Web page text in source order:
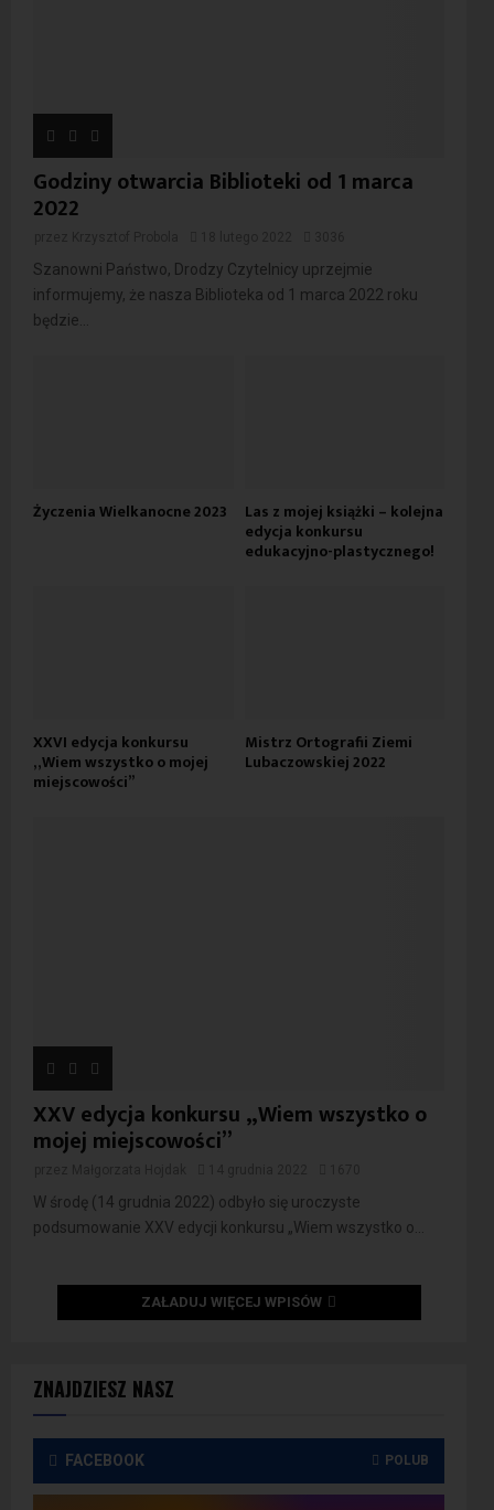
ZNAJDZIESZ NASZ
FACEBOOK POLUB
Godziny otwarcia Biblioteki od 1 marca
2022
Szanowni Państwo, Drodzy Czytelnicy uprzejmie
informujemy, że nasza Biblioteka od 1 marca 2022 roku
będzie...
Życzenia Wielkanocne 2023 Las z mojej książki – kolejna
edycja konkursu
edukacyjno-plastycznego!
XXVI edycja konkursu
„Wiem wszystko o mojej
miejscowości”
Mistrz Ortografii Ziemi
Lubaczowskiej 2022
XXV edycja konkursu „Wiem wszystko o
mojej miejscowości”
W środę (14 grudnia 2022) odbyło się uroczyste
podsumowanie XXV edycji konkursu „Wiem wszystko o...
ZAŁADUJ WIĘCEJ WPISÓW